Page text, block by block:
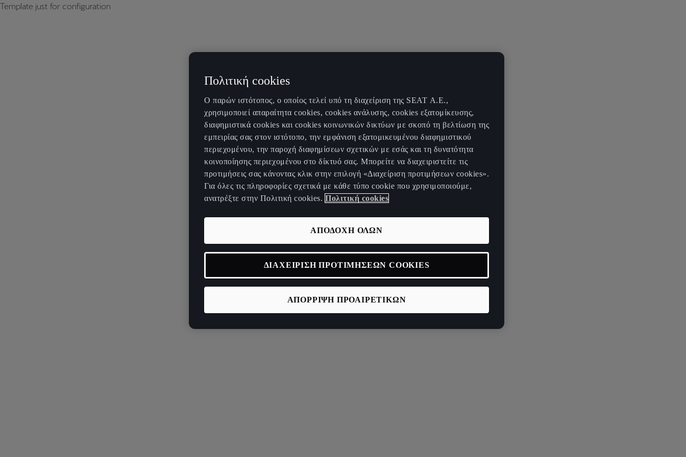
Template just for configuration
Πολιτική cookies
Ο παρών ιστότοπος, ο οποίος τελεί υπό τη διαχείριση της SEAT Α.Ε.,
χρησιμοποιεί απαραίτητα cookies, cookies ανάλυσης, cookies εξατομίκευσης,
διαφημιστικά cookies και cookies κοινωνικών δικτύων με σκοπό τη βελτίωση της
εμπειρίας σας στον ιστότοπο, την εμφάνιση εξατομικευμένου διαφημιστικού
περιεχομένου, την παροχή διαφημίσεων σχετικών με εσάς και τη δυνατότητα
κοινοποίησης περιεχομένου στο δίκτυό σας. Μπορείτε να διαχειριστείτε τις
προτιμήσεις σας κάνοντας κλικ στην επιλογή «Διαχείριση προτιμήσεων cookies».
Για όλες τις πληροφορίες σχετικά με κάθε τύπο cookie που χρησιμοποιούμε,
ανατρέξτε στην Πολιτική cookies. Πολιτική cookies
ΑΠΟΡΡΙΨΗ ΠΡΟΑΙΡΕΤΙΚΩΝ
ΑΠΟΔΟΧΗ ΟΛΩΝ
ΔΙΑΧΕΙΡΙΣΗ ΠΡΟΤΙΜΗΣΕΩΝ COOKIES